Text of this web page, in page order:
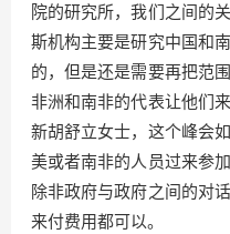
院的研究所，我们之间的
斯机构主要是研究中国和
的，但是还是需要再把范
非洲和南非的代表让他们
新胡舒立女士，这个峰会
美或者南非的人员过来参
除非政府与政府之间的对
来付费用都可以。